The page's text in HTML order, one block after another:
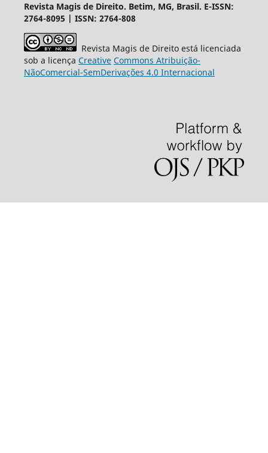
Revista Magis de Direito. Betim, MG, Brasil. E-ISSN:
2764-8095 | ISSN: 2764-808
Revista Magis de Direito está licenciada
sob a licença Creative Commons Atribuição-
NãoComercial-SemDerivações 4.0 Internacional